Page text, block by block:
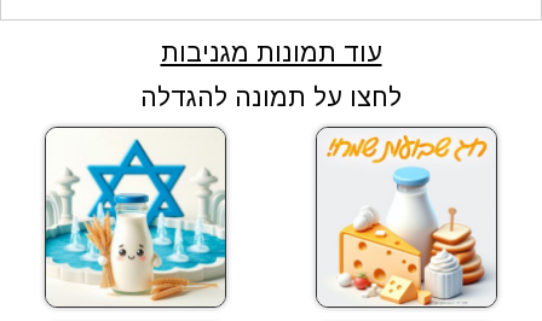
עוד תמונות מגניבות
לחצו על תמונה להגדלה